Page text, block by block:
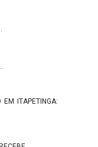
EM ITAPETINGA: